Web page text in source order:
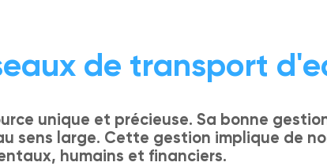
de transport
unique et précieuse. Sa bonne
sens large. Cette gestion implique de
humains et financiers.